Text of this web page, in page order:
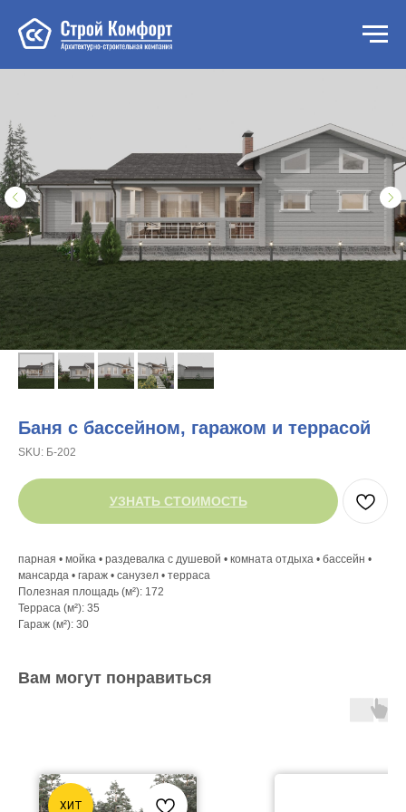
Баня с бассейном, гаражом и террасой
SKU: Б-202
УЗНАТЬ СТОИМОСТЬ
парная • мойка • раздевалка с душевой • комната отдыха • бассейн •
мансарда • гараж • санузел • терраса
Полезная площадь (м²): 172
Терраса (м²): 35
Гараж (м²): 30
Вам могут понравиться
ХИТ